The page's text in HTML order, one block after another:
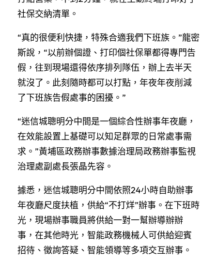
社保交納清單。
“真的很便利快捷，特殊合適我們下班族。”龍密
斯說，“以前辦個證、打印個社保單都得專門告
假，往到現場還得依序排列隊伍，辦上去半天
就沒了。此刻隨時都可以打點，年夜年夜削減
了下班族告假處事的困擾。”
“迷信城聰明分中間是一個綜合性辦事年夜廳，
在效能設置上基礎可以知足群眾的日常處事需
求。”黃埔區政務辦事數據治理局政務辦事監視
治理處副處長張晶先容。
據悉，迷信城聰明分中間依照24小時自助辦事
年夜廳尺度扶植，供給“不打烊”辦事。在下班時
光，現場辦事職員將供給一對一幫辦導辦辦
事，在其他時光，智能政務機械人可供給迎賓
招待、徵詢答疑、智能領導等多項交互辦事。